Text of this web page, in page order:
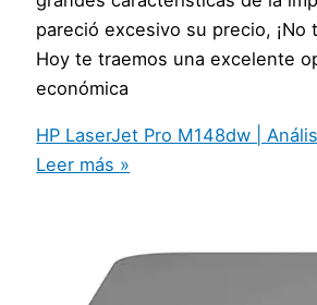
pareció excesivo su precio, ¡No
Hoy te traemos una excelente
económica
HP LaserJet Pro M148dw |
Leer más »